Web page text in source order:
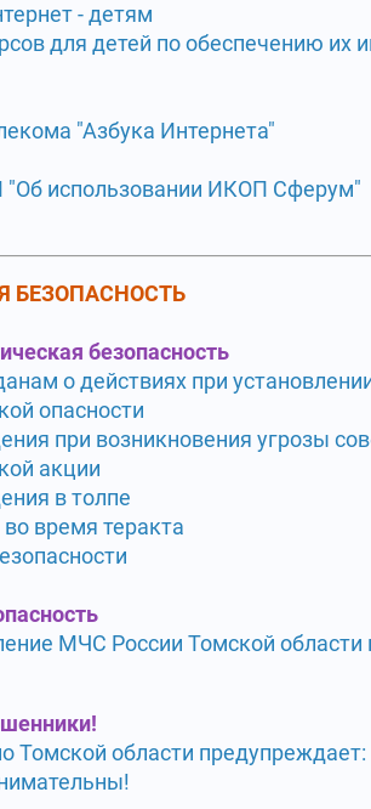
- детям
для детей по обеспечению их
"Азбука Интернета"
использовании ИКОП Сферум"
БЕЗОПАСНОСТЬ
безопасность
о действиях при
опасности
при возникновения угрозы
акции
в толпе
время теракта
МЧС России Томской
Томской области предупреждает: